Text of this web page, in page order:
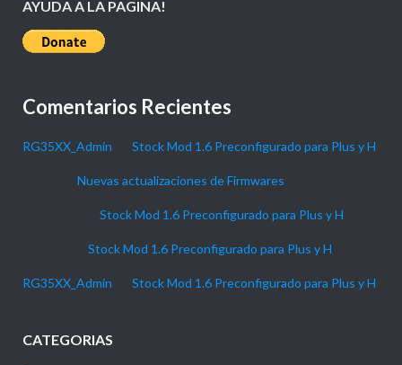
AYUDA A LA PAGINA!
Comentarios Recientes
RG35XX_Admin Stock Mod 1.6 Preconfigurado para Plus y H
Nuevas actualizaciones de Firmwares
Stock Mod 1.6 Preconfigurado para Plus y H
Stock Mod 1.6 Preconfigurado para Plus y H
RG35XX_Admin Stock Mod 1.6 Preconfigurado para Plus y H
CATEGORIAS